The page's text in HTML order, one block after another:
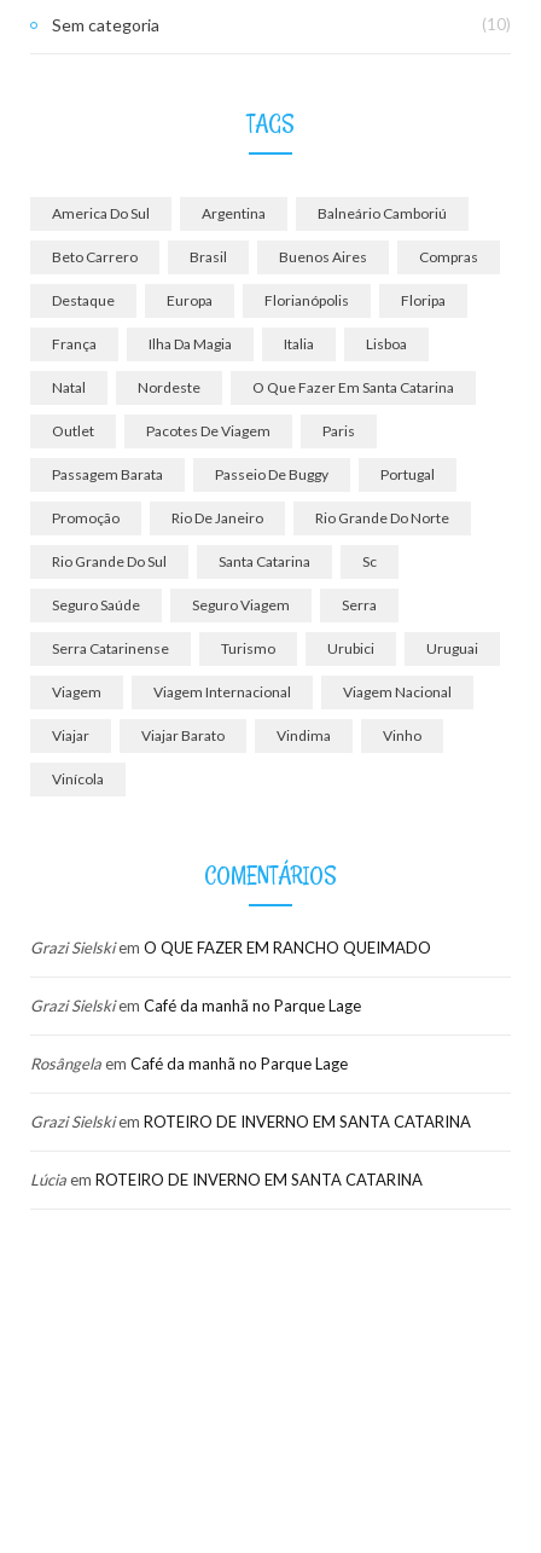
Sem categoria (10)
TAGS
America Do Sul Argentina Balneário Camboriú
Beto Carrero Brasil Buenos Aires Compras
Destaque Europa Florianópolis Floripa
França Ilha Da Magia Italia Lisboa
Natal Nordeste O Que Fazer Em Santa Catarina
Outlet Pacotes De Viagem Paris
Passagem Barata Passeio De Buggy Portugal
Promoção Rio De Janeiro Rio Grande Do Norte
Rio Grande Do Sul Santa Catarina Sc
Seguro Saúde Seguro Viagem Serra
Serra Catarinense Turismo Urubici Uruguai
Viagem Viagem Internacional Viagem Nacional
Viajar Viajar Barato Vindima Vinho
Vinícola
COMENTÁRIOS
Grazi Sielskiem O QUE FAZER EM RANCHO QUEIMADO
Grazi Sielskiem Café da manhã no Parque Lage
Rosângelaem Café da manhã no Parque Lage
Grazi Sielskiem ROTEIRO DE INVERNO EM SANTA CATARINA
Lúciaem ROTEIRO DE INVERNO EM SANTA CATARINA